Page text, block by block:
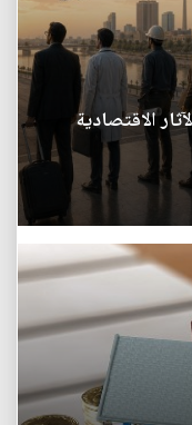
الاقتصادية